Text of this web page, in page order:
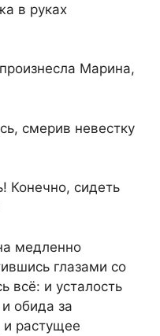
в руках
Марина,
смерив невестку
Конечно, сидеть
медленно
глазами со
всё: и усталость
обида за
растущее